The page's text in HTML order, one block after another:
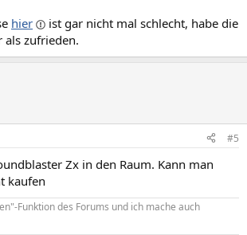
hier
ist gar nicht mal schlecht, habe die
als zufrieden.
#5
Zx in den Raum. Kann man
kaufen
Funktion des Forums und ich mache auch